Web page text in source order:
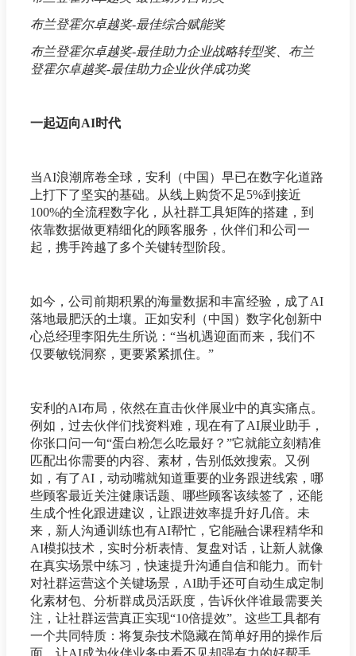
布兰登霍尔卓越奖-最佳综合赋能奖
布兰登霍尔卓越奖-最佳助力企业战略转型奖、布兰
登霍尔卓越奖-最佳助力企业伙伴成功奖
一起迈向AI时代
当AI浪潮席卷全球，安利（中国）早已在数字化道路
上打下了坚实的基础。从线上购货不足5%到接近
100%的全流程数字化，从社群工具矩阵的搭建，到
依靠数据做更精细化的顾客服务，伙伴们和公司一
起，携手跨越了多个关键转型阶段。
如今，公司前期积累的海量数据和丰富经验，成了AI
落地最肥沃的土壤。正如安利（中国）数字化创新中
心总经理李阳先生所说：“当机遇迎面而来，我们不
仅要敏锐洞察，更要紧紧抓住。”
安利的AI布局，依然在直击伙伴展业中的真实痛点。
例如，过去伙伴们找资料难，现在有了AI展业助手，
你张口问一句“蛋白粉怎么吃最好？”它就能立刻精准
匹配出你需要的内容、素材，告别低效搜索。又例
如，有了AI，动动嘴就知道重要的业务跟进线索，哪
些顾客最近关注健康话题、哪些顾客该续签了，还能
生成个性化跟进建议，让跟进效率提升好几倍。未
来，新人沟通训练也有AI帮忙，它能融合课程精华和
AI模拟技术，实时分析表情、复盘对话，让新人就像
在真实场景中练习，快速提升沟通自信和能力。而针
对社群运营这个关键场景，AI助手还可自动生成定制
化素材包、分析群成员活跃度，告诉伙伴谁最需要关
注，让社群运营真正实现“10倍提效”。这些工具都有
一个共同特质：将复杂技术隐藏在简单好用的操作后